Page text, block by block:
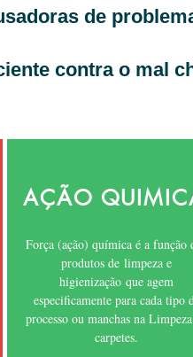
de
contra o mal
AÇÃO
Força (ação) química é a função
produtos de limpeza e
higienização que agem
especificamente para cada tipo
processo ou manchas na
carpetes.